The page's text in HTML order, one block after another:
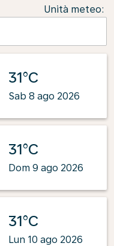
Unità meteo:
31°C
Sab 8 ago 2026
31°C
Dom 9 ago 2026
31°C
Lun 10 ago 2026